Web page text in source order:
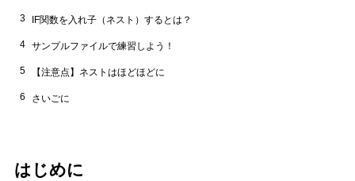
3 IF関数を入れ子（ネスト）するとは？
4 サンプルファイルで練習しよう！
5 【注意点】ネストはほどほどに
6 さいごに
はじめに